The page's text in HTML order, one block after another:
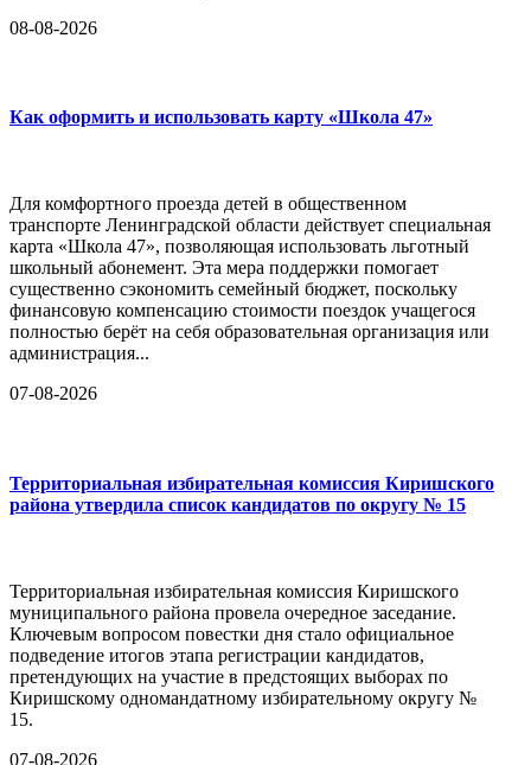
08-08-2026
Как оформить и использовать карту «Школа 47»
Для комфортного проезда детей в общественном
транспорте Ленинградской области действует специальная
карта «Школа 47», позволяющая использовать льготный
школьный абонемент. Эта мера поддержки помогает
существенно сэкономить семейный бюджет, поскольку
финансовую компенсацию стоимости поездок учащегося
полностью берёт на себя образовательная организация или
администрация...
07-08-2026
Территориальная избирательная комиссия Киришского
района утвердила список кандидатов по округу № 15
Территориальная избирательная комиссия Киришского
муниципального района провела очередное заседание.
Ключевым вопросом повестки дня стало официальное
подведение итогов этапа регистрации кандидатов,
претендующих на участие в предстоящих выборах по
Киришскому одномандатному избирательному округу №
15.
07-08-2026